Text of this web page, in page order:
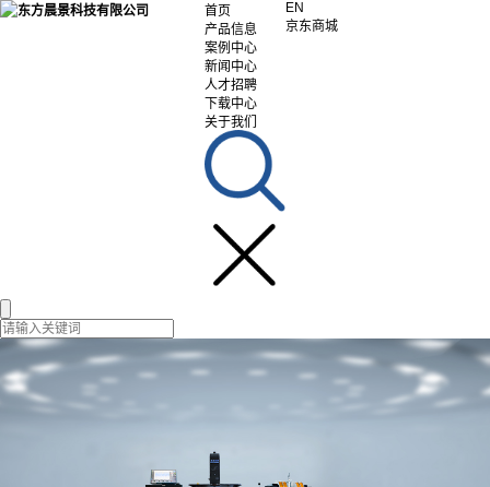
首页
产品信息
案例中心
新闻中心
人才招聘
下载中心
关于我们
EN
京东商城